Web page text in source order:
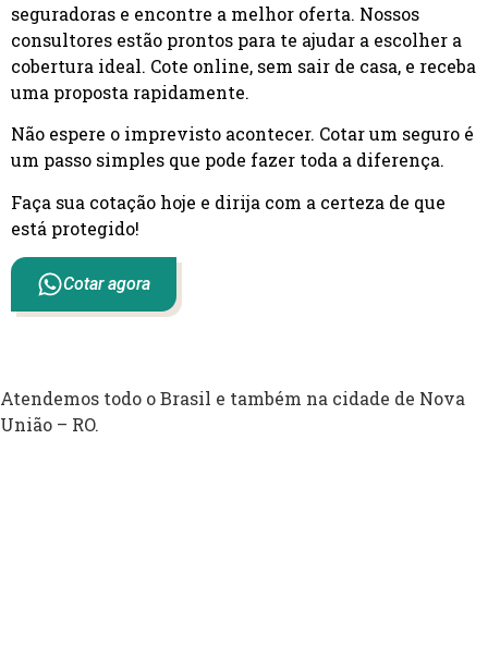
seguradoras e encontre a melhor oferta. Nossos
consultores estão prontos para te ajudar a escolher a
cobertura ideal. Cote online, sem sair de casa, e receba
uma proposta rapidamente.
Não espere o imprevisto acontecer. Cotar um seguro é
um passo simples que pode fazer toda a diferença.
Faça sua cotação hoje e dirija com a certeza de que
está protegido!
Cotar agora
Atendemos todo o Brasil e também na cidade de Nova
União – RO.